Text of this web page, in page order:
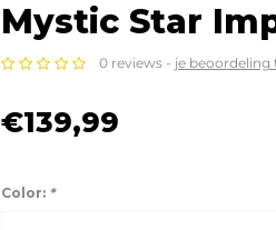
Mystic Star
0 reviews - je beoordeling
€139,99
Color: *